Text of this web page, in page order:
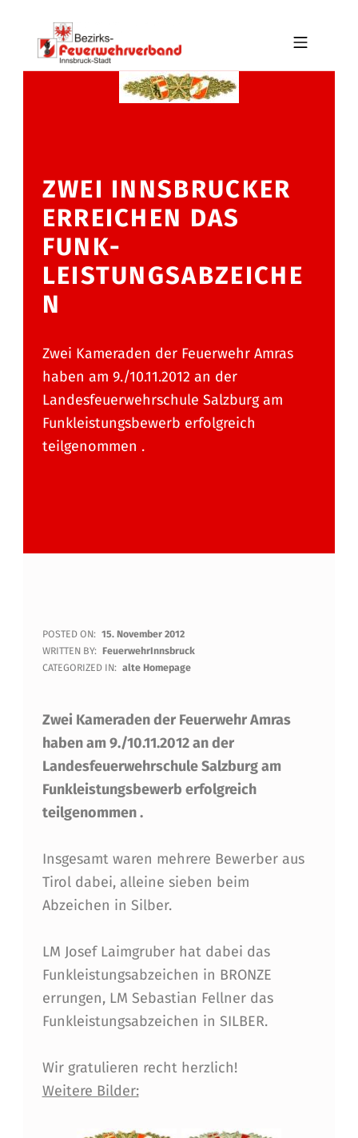
Skip to main navigation
Skip to main content
Skip to footer
BFV INNSBRUCK-STADT
ZWEI INNSBRUCKER
ERREICHEN DAS
FUNK-
LEISTUNGSABZEICHE
N
Zwei Kameraden der Feuerwehr Amras
haben am 9./10.11.2012 an der
Landesfeuerwehrschule Salzburg am
Funkleistungsbewerb erfolgreich
teilgenommen .
Z
W
I
I
N
N
B
R
C
K
E
E
R
POSTED ON: 15. November 2012
WRITTEN BY: FeuerwehrInnsbruck
CATEGORIZED IN: alte Homepage
Zwei Kameraden der Feuerwehr Amras
haben am 9./10.11.2012 an der
Landesfeuerwehrschule Salzburg am
Funkleistungsbewerb erfolgreich
teilgenommen .
Insgesamt waren mehrere Bewerber aus
Tirol dabei, alleine sieben beim
Abzeichen in Silber.
LM Josef Laimgruber hat dabei das
Funkleistungsabzeichen in BRONZE
errungen, LM Sebastian Fellner das
Funkleistungsabzeichen in SILBER.
Wir gratulieren recht herzlich!
Weitere Bilder: